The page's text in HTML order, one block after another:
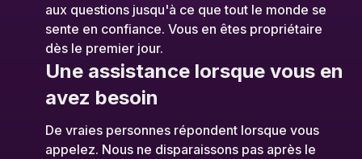
aux questions jusqu'à ce que tout le monde se
sente en confiance. Vous en êtes propriétaire
dès le premier jour.
Une assistance lorsque vous en
avez besoin
De vraies personnes répondent lorsque vous
appelez. Nous ne disparaissons pas après le